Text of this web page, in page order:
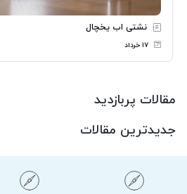
نشتی اب یخچال
۱۷ خرداد
مقالات پربازدید
جدیدترین مقالات